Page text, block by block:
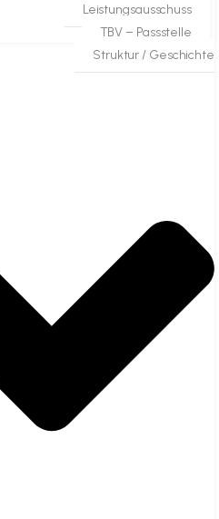
Leistungsausschuss
TBV – Passstelle
Struktur / Geschichte